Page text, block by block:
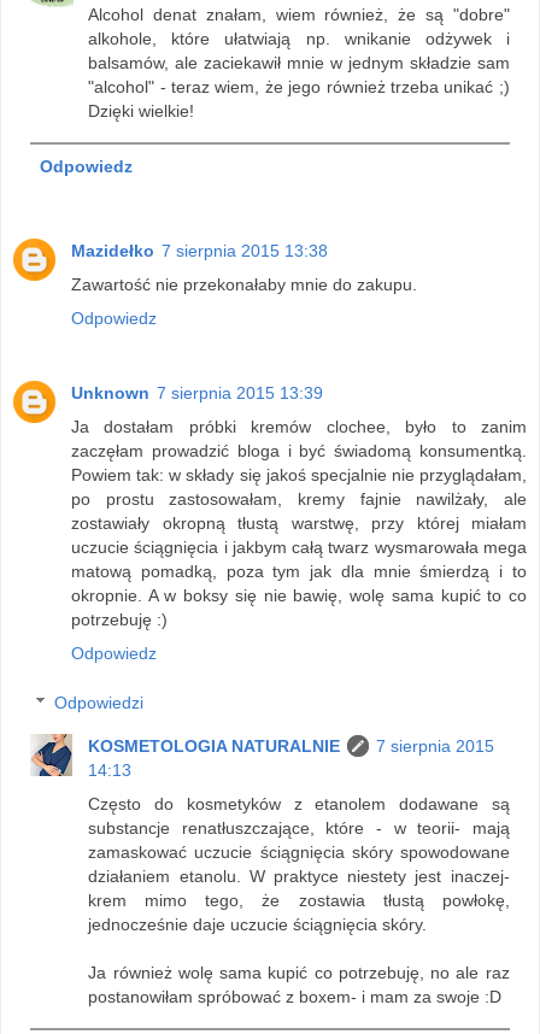
Alcohol denat znałam, wiem również, że są "dobre"
alkohole, które ułatwiają np. wnikanie odżywek i
balsamów, ale zaciekawił mnie w jednym składzie sam
"alcohol" - teraz wiem, że jego również trzeba unikać ;)
Dzięki wielkie!
Odpowiedz
Mazidełko 7 sierpnia 2015 13:38
Zawartość nie przekonałaby mnie do zakupu.
Odpowiedz
Unknown 7 sierpnia 2015 13:39
Ja dostałam próbki kremów clochee, było to zanim
zaczęłam prowadzić bloga i być świadomą konsumentką.
Powiem tak: w składy się jakoś specjalnie nie przyglądałam,
po prostu zastosowałam, kremy fajnie nawilżały, ale
zostawiały okropną tłustą warstwę, przy której miałam
uczucie ściągnięcia i jakbym całą twarz wysmarowała mega
matową pomadką, poza tym jak dla mnie śmierdzą i to
okropnie. A w boksy się nie bawię, wolę sama kupić to co
potrzebuję :)
Odpowiedz
Odpowiedzi
KOSMETOLOGIA NATURALNIE
7 sierpnia 2015
14:13
Często do kosmetyków z etanolem dodawane są
substancje renatłuszczające, które - w teorii- mają
zamaskować uczucie ściągnięcia skóry spowodowane
działaniem etanolu. W praktyce niestety jest inaczej-
krem mimo tego, że zostawia tłustą powłokę,
jednocześnie daje uczucie ściągnięcia skóry.
Ja również wolę sama kupić co potrzebuję, no ale raz
postanowiłam spróbować z boxem- i mam za swoje :D